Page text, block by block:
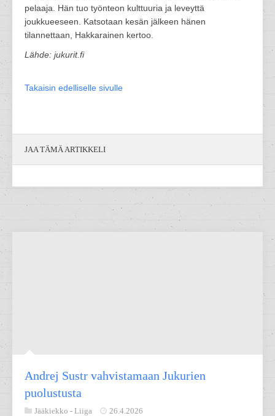
pelaaja. Hän tuo työnteon kulttuuria ja leveyttä
joukkueeseen. Katsotaan kesän jälkeen hänen
tilannettaan, Hakkarainen kertoo.
Lähde: jukurit.fi
Takaisin edelliselle sivulle
JAA TÄMÄ ARTIKKELI
Andrej Sustr vahvistamaan Jukurien
puolustusta
Jääkiekko - Liiga 26.4.2026